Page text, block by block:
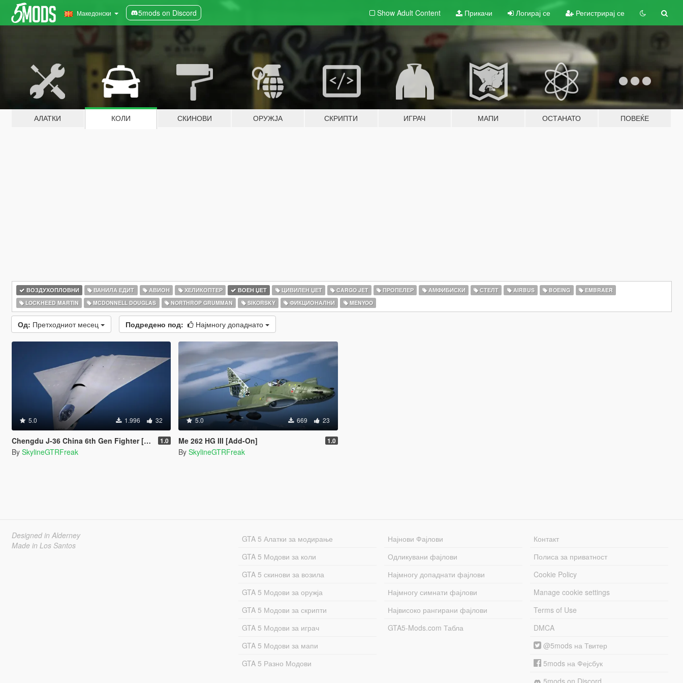
Македонски 5mods on Discord Show Adult Content Прикачи Логирај се Регистрирај се
АЛАТКИ КОЛИ СКИНОВИ ОРУЖЈА СКРИПТИ ИГРАЧ МАПИ ОСТАНАТО ПОВЕЌЕ
ВОЗДУХОПЛОВНИ ВАНИЛА ЕДИТ АВИОН ХЕЛИКОПТЕР ВОЕН ЏЕТ ЦИВИЛЕН ЏЕТ CARGO JET ПРОПЕЛЕР АМФИБИСКИ СТЕЛТ AIRBUS BOEING
EMBRAER
LOCKHEED MARTIN
MCDONNELL DOUGLAS NORTHROP GRUMMAN SIKORSKY ФИКЦИОНАЛНИ MENYOO
Од: Претходниот месец Подредено под: Најмногу допаднато
5.0 1.996 32
Chengdu J-36 China 6th Gen Fighter [Add-On | VehFuncs V] 1.0
By SkylineGTRFreak
5.0 669 23
Me 262 HG III [Add-On] 1.0
By SkylineGTRFreak
Designed in Alderney
Made in Los Santos
GTA 5 Алатки за модирање
GTA 5 Модови за коли
GTA 5 скинови за возила
GTA 5 Модови за оружја
GTA 5 Модови за скрипти
GTA 5 Модови за играч
GTA 5 Модови за мапи
GTA 5 Разно Модови
Најнови Фајлови
Одликувани фајлови
Најмногу допаднати фајлови
Најмногу симнати фајлови
Највисоко рангирани фајлови
GTA5-Mods.com Табла
Контакт
Полиса за приватност
Cookie Policy
Manage cookie settings
Terms of Use
DMCA
@5mods на Твитер
5mods на Фејсбук
5mods on Discord